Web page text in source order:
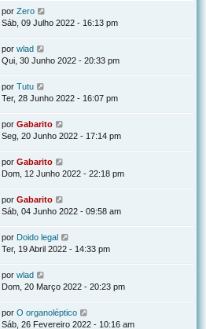
por Zero
Sáb, 09 Julho 2022 - 16:13 pm
por wlad
Qui, 30 Junho 2022 - 20:33 pm
por Tutu
Ter, 28 Junho 2022 - 16:07 pm
por Gabarito
Seg, 20 Junho 2022 - 17:14 pm
por Gabarito
Dom, 12 Junho 2022 - 22:18 pm
por Gabarito
Sáb, 04 Junho 2022 - 09:58 am
por Doido legal
Ter, 19 Abril 2022 - 14:33 pm
por wlad
Dom, 20 Março 2022 - 20:23 pm
por O organoléptico
Sáb, 26 Fevereiro 2022 - 10:16 am